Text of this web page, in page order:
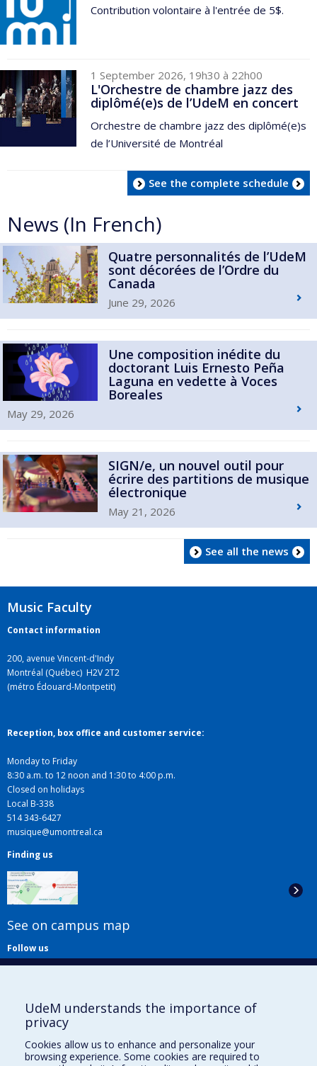
Contribution volontaire à l'entrée de 5$.
1 September 2026, 19h30 à 22h00
L'Orchestre de chambre jazz des
diplômé(e)s de l’UdeM en concert
Orchestre de chambre jazz des diplômé(e)s
de l’Université de Montréal
See the complete schedule
News (In French)
Quatre personnalités de l’UdeM
sont décorées de l’Ordre du
Canada
June 29, 2026
Une composition inédite du
doctorant Luis Ernesto Peña
Laguna en vedette à Voces
Boreales
May 29, 2026
SIGN/e, un nouvel outil pour
écrire des partitions de musique
électronique
May 21, 2026
See all the news
Music Faculty
Contact information
200, avenue Vincent-d'Indy
Montréal (Québec) H2V 2T2
(métro Édouard-Montpetit)
Reception, box office and customer service:
Monday to Friday
8:30 a.m. to 12 noon and 1:30 to 4:00 p.m.
Closed on holidays
Local B-338
514 343-6427
musique@umontreal.ca
Finding us
See on campus map
Follow us
Useful links
UdeM understands the importance of
privacy
Cookies allow us to enhance and personalize your
browsing experience. Some cookies are required to